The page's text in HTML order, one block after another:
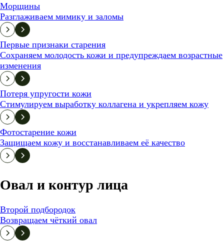
Морщины
Разглаживаем мимику и заломы
Первые признаки старения
Сохраняем молодость кожи и предупреждаем возрастные
изменения
Потеря упругости кожи
Стимулируем выработку коллагена и укрепляем кожу
Фотостарение кожи
Защищаем кожу и восстанавливаем её качество
Овал и контур лица
Второй подбородок
Возвращаем чёткий овал